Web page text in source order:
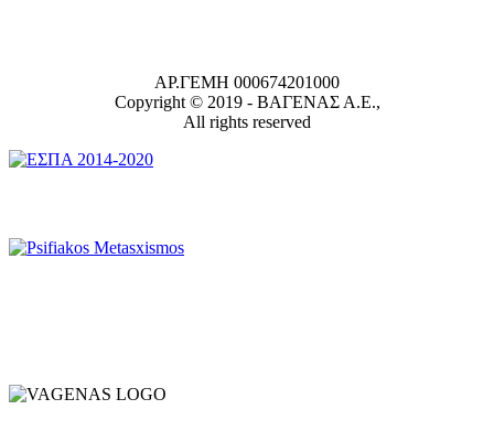
ΑΡ.ΓΕΜΗ 000674201000
Copyright © 2019 - ΒΑΓΕΝΑΣ Α.Ε.,
All rights reserved